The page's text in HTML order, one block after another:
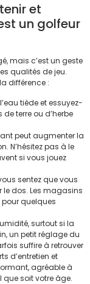
et
un golfeur
mais c’est un geste
qualités de jeu.
différence :
tiède et essuyez-
terre ou d’herbe
peut augmenter la
N’hésitez pas à le
si vous jouez
sentez que vous
le dos. Les magasins
quelques
surtout si la
un petit réglage du
suffire à retrouver
d’entretien et
agréable à
que soit votre âge.